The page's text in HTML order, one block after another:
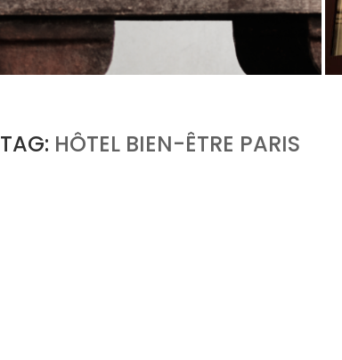
PORT CHARLOTTE 10 : CE QUE 40 PPM DIT
D’UNE RÉCOMPENSE SANS...
by
TAG: HÔTEL BIEN-ÊTRE PARIS